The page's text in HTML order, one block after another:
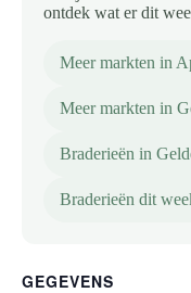
ontdek wat er dit
Meer markten in
Meer markten in
Braderieën in
Braderieën dit
GEGEVENS